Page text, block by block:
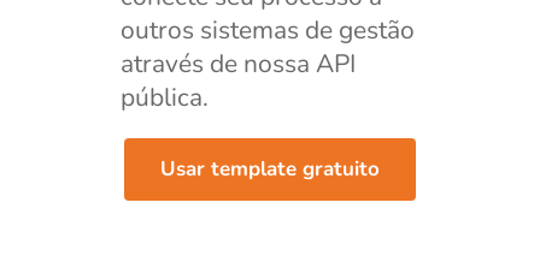
outros sistemas de gestão
através de nossa API
pública.
Usar template gratuito